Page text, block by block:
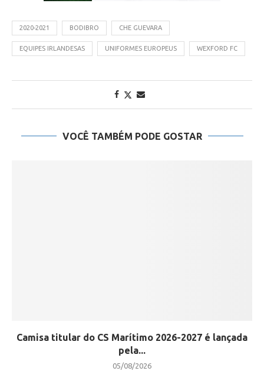
2020-2021 BODIBRO CHE GUEVARA
EQUIPES IRLANDESAS UNIFORMES EUROPEUS WEXFORD FC
VOCÊ TAMBÉM PODE GOSTAR
Camisa titular do CS Marítimo 2026-2027 é lançada
pela...
05/08/2026